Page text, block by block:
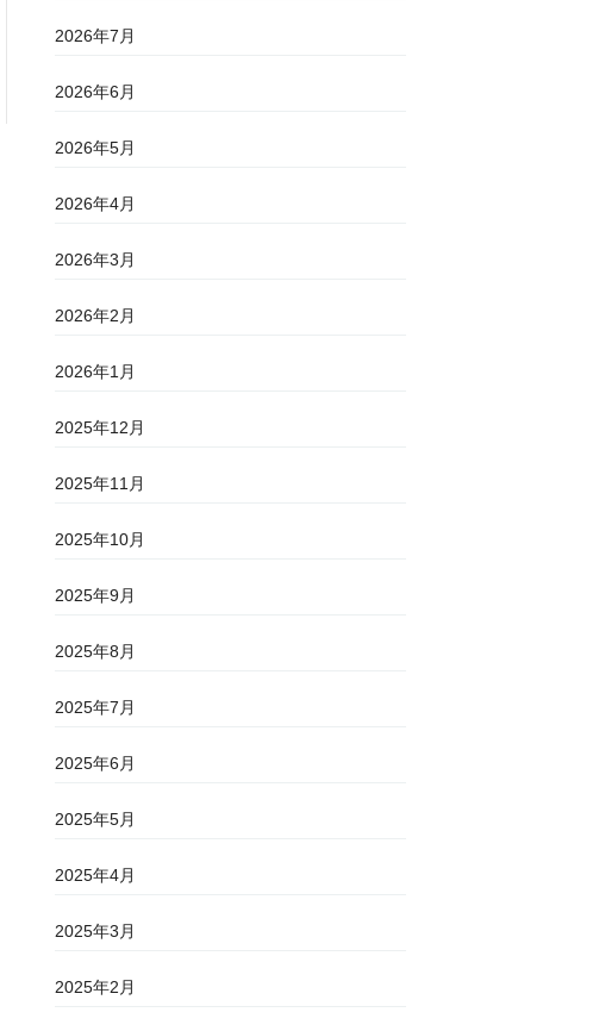
2026年7月
2026年6月
2026年5月
2026年4月
2026年3月
2026年2月
2026年1月
2025年12月
2025年11月
2025年10月
2025年9月
2025年8月
2025年7月
2025年6月
2025年5月
2025年4月
2025年3月
2025年2月